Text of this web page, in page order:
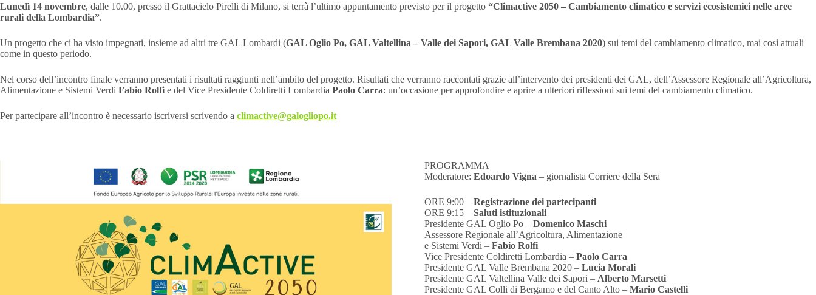
Lunedì 14 novembre, dalle 10.00, presso il Grattacielo Pirelli di Milano, si terrà l’ultimo appuntamento previsto per il progetto “Climactive 2050 – Cambiamento climatico e servizi ecosistemici nelle aree
rurali della Lombardia”.
Un progetto che ci ha visto impegnati, insieme ad altri tre GAL Lombardi (GAL Oglio Po, GAL Valtellina – Valle dei Sapori, GAL Valle Brembana 2020) sui temi del cambiamento climatico, mai così attuali
come in questo periodo.
Nel corso dell’incontro finale verranno presentati i risultati raggiunti nell’ambito del progetto. Risultati che verranno raccontati grazie all’intervento dei presidenti dei GAL, dell’Assessore Regionale all’Agricoltura,
Alimentazione e Sistemi Verdi Fabio Rolfi e del Vice Presidente Coldiretti Lombardia Paolo Carra: un’occasione per approfondire e aprire a ulteriori riflessioni sui temi del cambiamento climatico.
Per partecipare all’incontro è necessario iscriversi scrivendo a climactive@galogliopo.it
PROGRAMMA
Moderatore: Edoardo Vigna – giornalista Corriere della Sera
ORE 9:00 – Registrazione dei partecipanti
ORE 9:15 – Saluti istituzionali
Presidente GAL Oglio Po – Domenico Maschi
Assessore Regionale all’Agricoltura, Alimentazione
e Sistemi Verdi – Fabio Rolfi
Vice Presidente Coldiretti Lombardia – Paolo Carra
Presidente GAL Valle Brembana 2020 – Lucia Morali
Presidente GAL Valtellina Valle dei Sapori – Alberto Marsetti
Presidente GAL Colli di Bergamo e del Canto Alto – Mario Castelli